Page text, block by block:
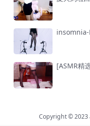
insomnia-
[ASMR精
Copyright © 2023